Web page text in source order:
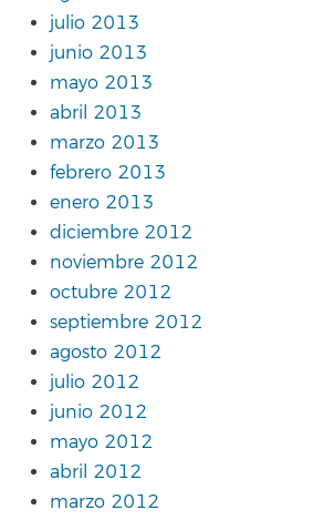
julio 2013
junio 2013
mayo 2013
abril 2013
marzo 2013
febrero 2013
enero 2013
diciembre 2012
noviembre 2012
octubre 2012
septiembre 2012
agosto 2012
julio 2012
junio 2012
mayo 2012
abril 2012
marzo 2012